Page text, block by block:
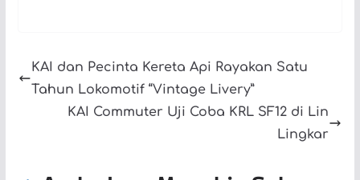
KAI dan Pecinta Kereta Api Rayakan Satu
Tahun Lokomotif “Vintage Livery”
KAI Commuter Uji Coba KRL SF12 di Lin
Lingkar